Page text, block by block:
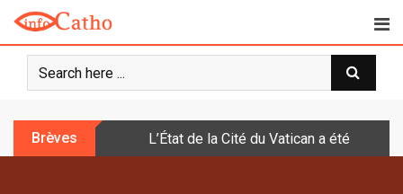
o
Brèves L’État de la Cité du Vatican a été doté